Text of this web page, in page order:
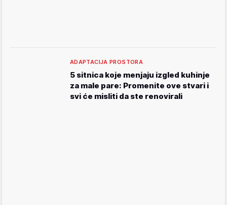
ADAPTACIJA PROSTORA
5 sitnica koje menjaju izgled kuhinje
za male pare: Promenite ove stvari i
svi će misliti da ste renovirali